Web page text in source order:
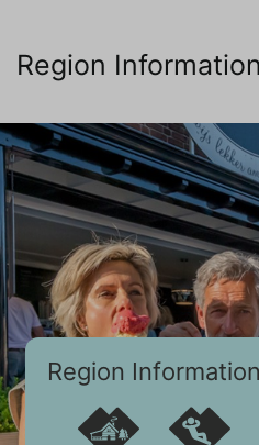
Region
Region